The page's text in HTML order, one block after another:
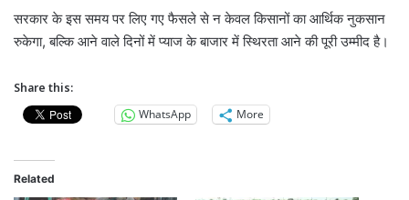
सरकार के इस समय पर लिए गए फैसले से न केवल किसानों का आर्थिक नुकसान
रुकेगा, बल्कि आने वाले दिनों में प्याज के बाजार में स्थिरता आने की पूरी उम्मीद है।
Share this:
WhatsApp
More
Related